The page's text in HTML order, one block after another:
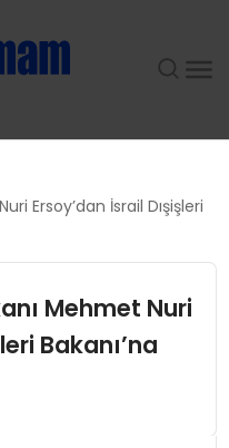
Ersoy’dan İsrail Dışişleri
Mehmet Nuri
Bakanı’na